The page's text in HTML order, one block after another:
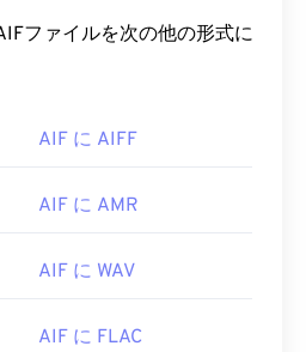
AIF に AIFF
AIF に AMR
AIF に WAV
AIF に FLAC